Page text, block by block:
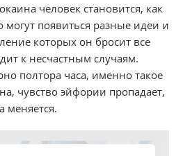
человек становится, как
могут появиться разные идеи и
которых он бросит все
к несчастным случаям.
полтора часа, именно такое
чувство эйфории пропадает,
меняется.